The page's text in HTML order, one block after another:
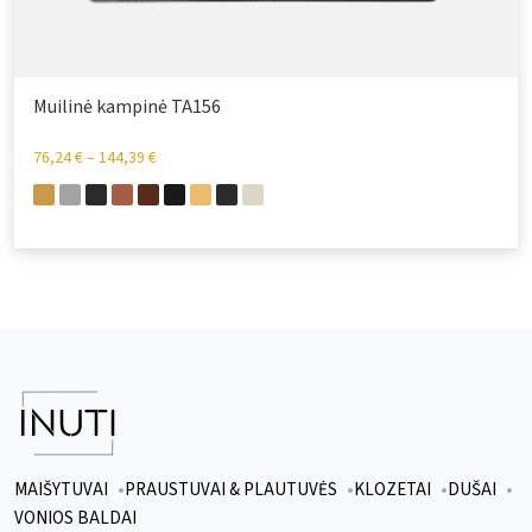
Muilinė kampinė TA156
76,24€– 144,39 €
MAIŠYTUVAI PRAUSTUVAI & PLAUTUVĖS KLOZETAI
DUŠAI
VONIOS BALDAI